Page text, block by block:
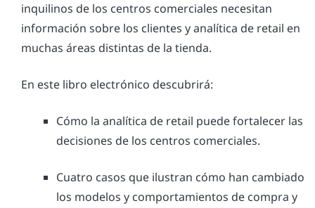
inquilinos de los centros comerciales necesitan
información sobre los clientes y analítica de retail en
muchas áreas distintas de la tienda.
En este libro electrónico descubrirá:
Cómo la analítica de retail puede fortalecer las
decisiones de los centros comerciales.
Cuatro casos que ilustran cómo han cambiado
los modelos y comportamientos de compra y